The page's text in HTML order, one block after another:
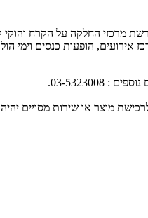
מרכזי החלקה על הקרח
אירועים, הופעות כנסים וימי